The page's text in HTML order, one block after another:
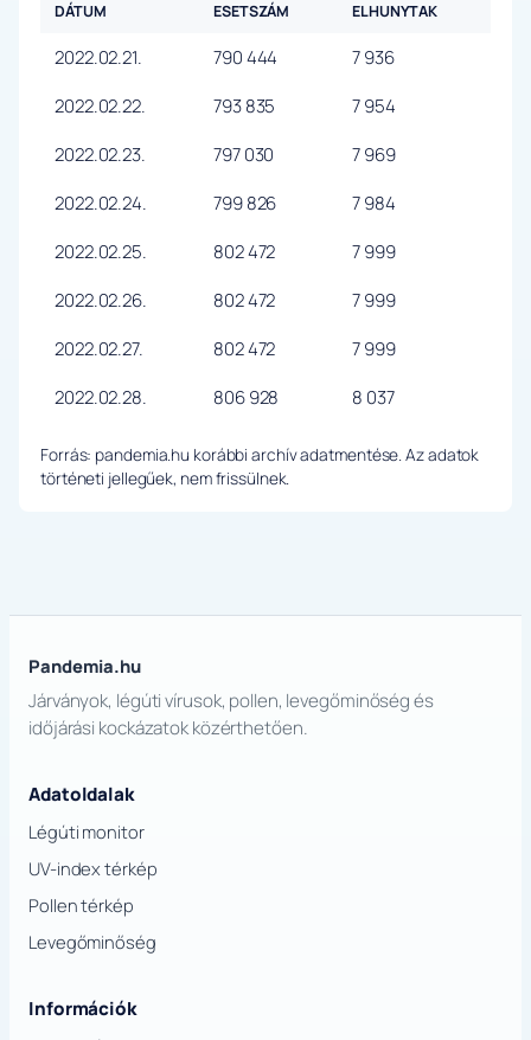
DÁTUM ESETSZÁM ELHUNYTAK
2022.02.21. 790 444
7 936
2022.02.22.
793 835
7 954
2022.02.23.
797 030
7 969
2022.02.24.
799 826
7 984
2022.02.25.
802 472
7 999
2022.02.26.
802 472
7 999
2022.02.27.
802 472
7 999
2022.02.28.
806 928 8 037
Forrás: pandemia.hu korábbi archív adatmentése. Az adatok
történeti jellegűek, nem frissülnek.
Pandemia.hu
Járványok, légúti vírusok, pollen, levegőminőség és
időjárási kockázatok közérthetően.
Adatoldalak
Légúti monitor
UV-index térkép
Pollen térkép
Levegőminőség
Információk